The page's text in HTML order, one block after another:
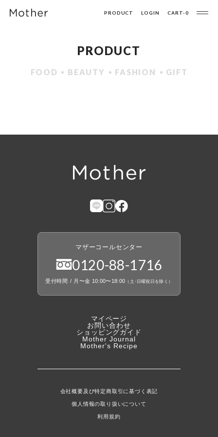
PRODUCT LOGIN CART-0
PRODUCT
FOOD BEAUTY FASHION GIFT
マイページ
お問い合わせ
ショッピングガイド
Mother Journal
Mother's Recipe
マザーコールセンター
0120-88-1716
受付時間 / 月〜金 10:00〜18:00 （ 土・ 日曜祝日を除く）
会社概要及び特定商取引に基づく表記
個人情報の取り扱いについて
利用規約